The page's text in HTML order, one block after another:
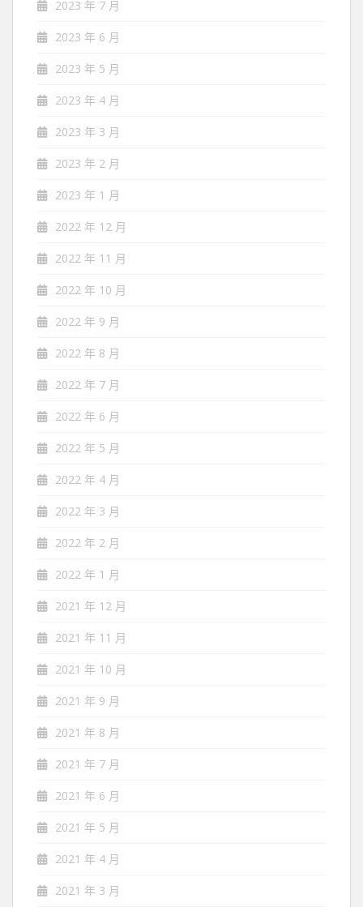
2023 年 7 月
2023 年 6 月
2023 年 5 月
2023 年 4 月
2023 年 3 月
2023 年 2 月
2023 年 1 月
2022 年 12 月
2022 年 11 月
2022 年 10 月
2022 年 9 月
2022 年 8 月
2022 年 7 月
2022 年 6 月
2022 年 5 月
2022 年 4 月
2022 年 3 月
2022 年 2 月
2022 年 1 月
2021 年 12 月
2021 年 11 月
2021 年 10 月
2021 年 9 月
2021 年 8 月
2021 年 7 月
2021 年 6 月
2021 年 5 月
2021 年 4 月
2021 年 3 月